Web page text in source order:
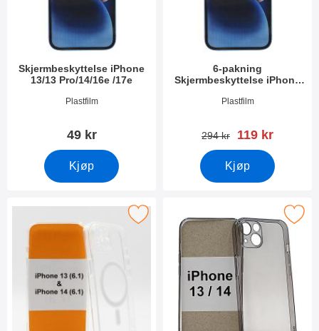
Skjermbeskyttelse iPhone
13/13 Pro/14/16e /17e
Varenummer 44805
Plastfilm
49 kr
Kjøp
6-pakning
Skjermbeskyttelse iPhone
Varenummer 44804
Plastfilm
gammel pris
294 kr ny pris
119 kr
Kjøp
tPU Deksel for trådløs lading iPhone 13/14 som favoritt
Merk ultra Thin TPU Deksel